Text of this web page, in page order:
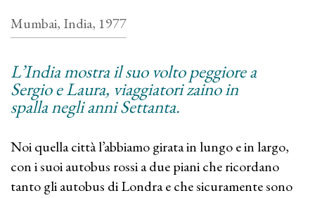
Mumbai, India, 1977
L’India mostra il suo volto peggiore a
Sergio e Laura, viaggiatori zaino in
spalla negli anni Settanta.
Noi quella città l’abbiamo girata in lungo e in largo,
con i suoi autobus rossi a due piani che ricordano
tanto gli autobus di Londra e che sicuramente sono